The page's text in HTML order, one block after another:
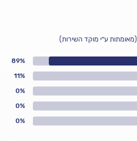
(מאומתות ע״י מוקד השירות)
0%
0%
0%
11%
89%